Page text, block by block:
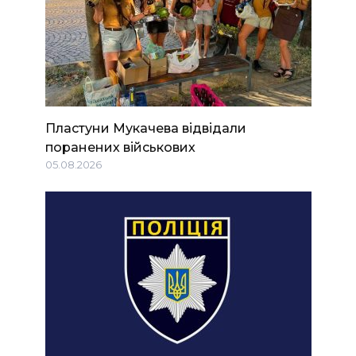
Пластуни Мукачева відвідали
поранених військових
05.08.2026